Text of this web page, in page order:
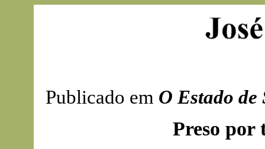
Publicado em O Estado de
Preso por